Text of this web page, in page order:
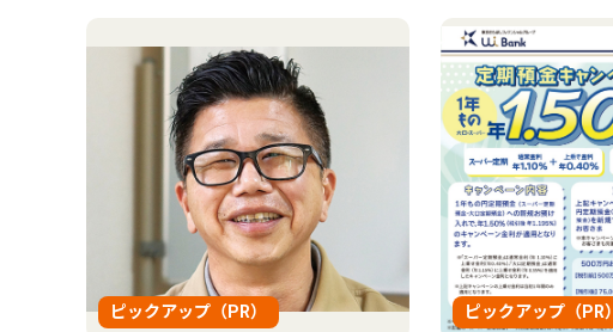
ピックアップ（PR） ピックアップ（PR）